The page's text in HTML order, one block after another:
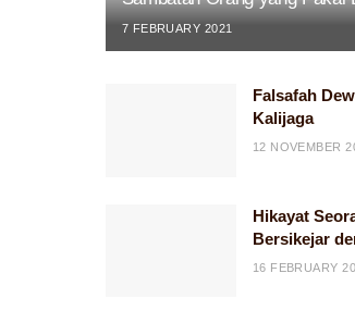
7 FEBRUARY 2021
Falsafah
Kalijaga
12 NOVEMBER
Hikayat
Bersikejar
16 FEBRUARY